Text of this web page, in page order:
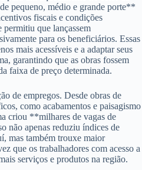
pequeno, médio e grande porte**
fiscais e condições
permitiu que lançassem
para os beneficiários. Essas
mais acessíveis e a adaptar seus
garantindo que as obras fossem
faixa de preço determinada.
de empregos. Desde obras de
como acabamentos e paisagismo
criou **milhares de vagas de
não apenas reduziu índices de
mas também trouxe maior
que os trabalhadores com acesso a
serviços e produtos na região.